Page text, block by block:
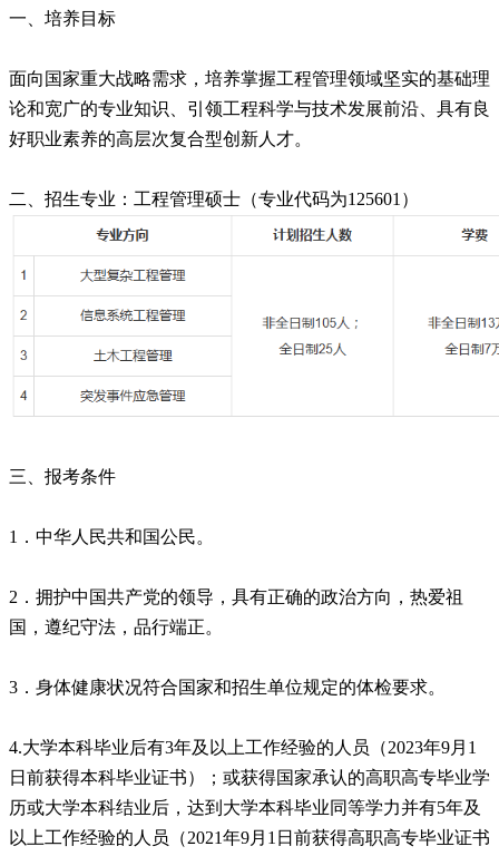
一、培养目标
面向国家重大战略需求，培养掌握工程管理领域坚实的基础理
论和宽广的专业知识、引领工程科学与技术发展前沿、具有良
好职业素养的高层次复合型创新人才。
二、招生专业：工程管理硕士（专业代码为125601）
三、报考条件
1．中华人民共和国公民。
2．拥护中国共产党的领导，具有正确的政治方向，热爱祖
国，遵纪守法，品行端正。
3．身体健康状况符合国家和招生单位规定的体检要求。
4.大学本科毕业后有3年及以上工作经验的人员（2023年9月1
日前获得本科毕业证书）；或获得国家承认的高职高专毕业学
历或大学本科结业后，达到大学本科毕业同等学力并有5年及
以上工作经验的人员（2021年9月1日前获得高职高专毕业证书